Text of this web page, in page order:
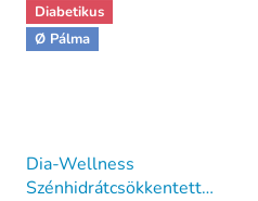
Diabetikus
Ø Pálma
Dia-Wellness
Szénhidrátcsökkentett